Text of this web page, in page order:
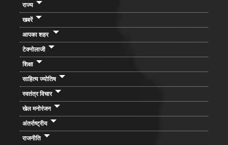
राज्य
खबरें
आपका शहर
टेक्नोलाजी
शिक्षा
साहित्य ज्योतिष
स्वतंत्र विचार
खेल मनोरंजन
अंतर्राष्ट्रीय
राजनीति